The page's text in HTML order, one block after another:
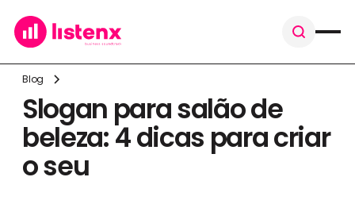
Blog
Slogan para salão de
beleza: 4 dicas para criar
o seu